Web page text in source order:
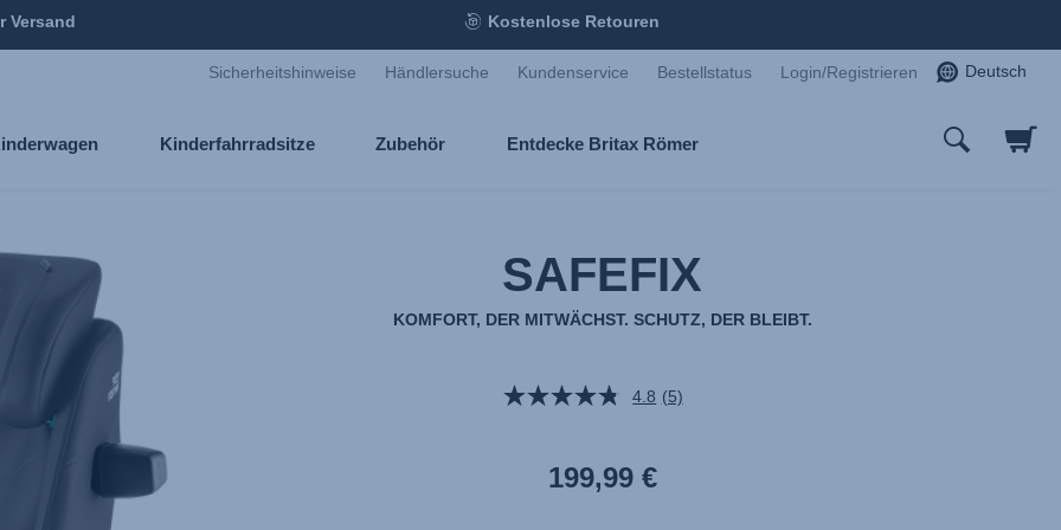
Versand Kostenlose Retouren
Sicherheitshinweise Händlersuche Kundenservice Bestellstatus Login/Registrieren Deutsch
Kinderfahrradsitze Zubehör Entdecke Britax Römer
SAFEFIX
KOMFORT, DER MITWÄCHST. SCHUTZ, DER BLEIBT.
4.8 5
(5)
199,99 €